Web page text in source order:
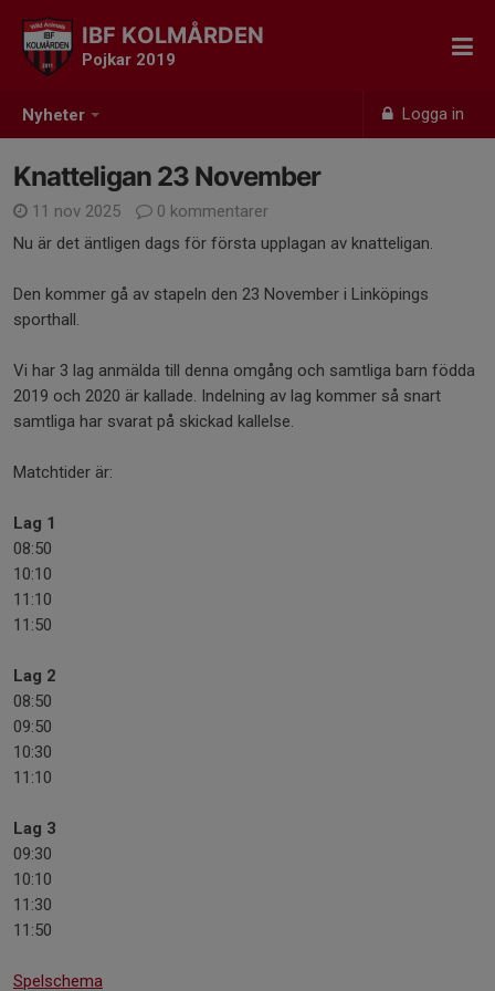
Nyheter Logga in
IBF KOLMÅRDEN
Pojkar 2019
Knatteligan 23 November
11 nov 2025
0 kommentarer
Nu är det äntligen dags för första upplagan av knatteligan.
Den kommer gå av stapeln den 23 November i Linköpings
sporthall.
Vi har 3 lag anmälda till denna omgång och samtliga barn födda
2019 och 2020 är kallade. Indelning av lag kommer så snart
samtliga har svarat på skickad kallelse.
Matchtider är:
Lag 1
08:50
10:10
11:10
11:50
Lag 2
08:50
09:50
10:30
11:10
Lag 3
09:30
10:10
11:30
11:50
Spelschema